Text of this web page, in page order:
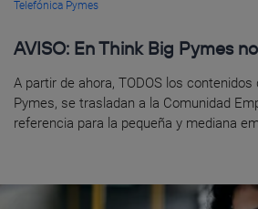
Telefónica Pymes
AVISO: En Think Big Pymes
A partir de ahora, TODOS los contenidos
Pymes, se trasladan a la Comunidad
referencia para la pequeña y mediana